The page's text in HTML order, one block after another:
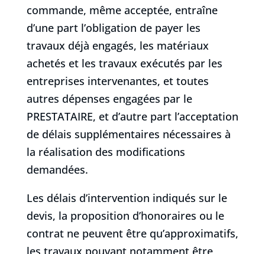
commande, même acceptée, entraîne
d’une part l’obligation de payer les
travaux déjà engagés, les matériaux
achetés et les travaux exécutés par les
entreprises intervenantes, et toutes
autres dépenses engagées par le
PRESTATAIRE, et d’autre part l’acceptation
de délais supplémentaires nécessaires à
la réalisation des modifications
demandées.
Les délais d’intervention indiqués sur le
devis, la proposition d’honoraires ou le
contrat ne peuvent être qu’approximatifs,
les travaux pouvant notamment être